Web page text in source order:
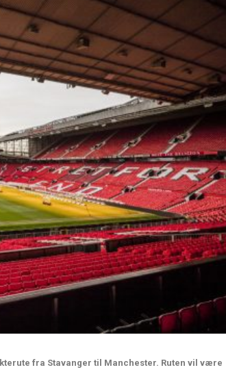
fra Stavanger til Manchester. Ruten vil være